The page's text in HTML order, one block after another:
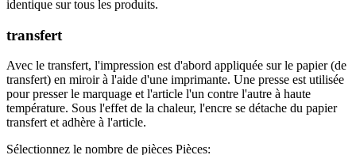
identique sur tous les produits.
transfert
Avec le transfert, l'impression est d'abord appliquée sur le papier (de
transfert) en miroir à l'aide d'une imprimante. Une presse est utilisée
pour presser le marquage et l'article l'un contre l'autre à haute
température. Sous l'effet de la chaleur, l'encre se détache du papier
transfert et adhère à l'article.
Sélectionnez le nombre de pièces Pièces: